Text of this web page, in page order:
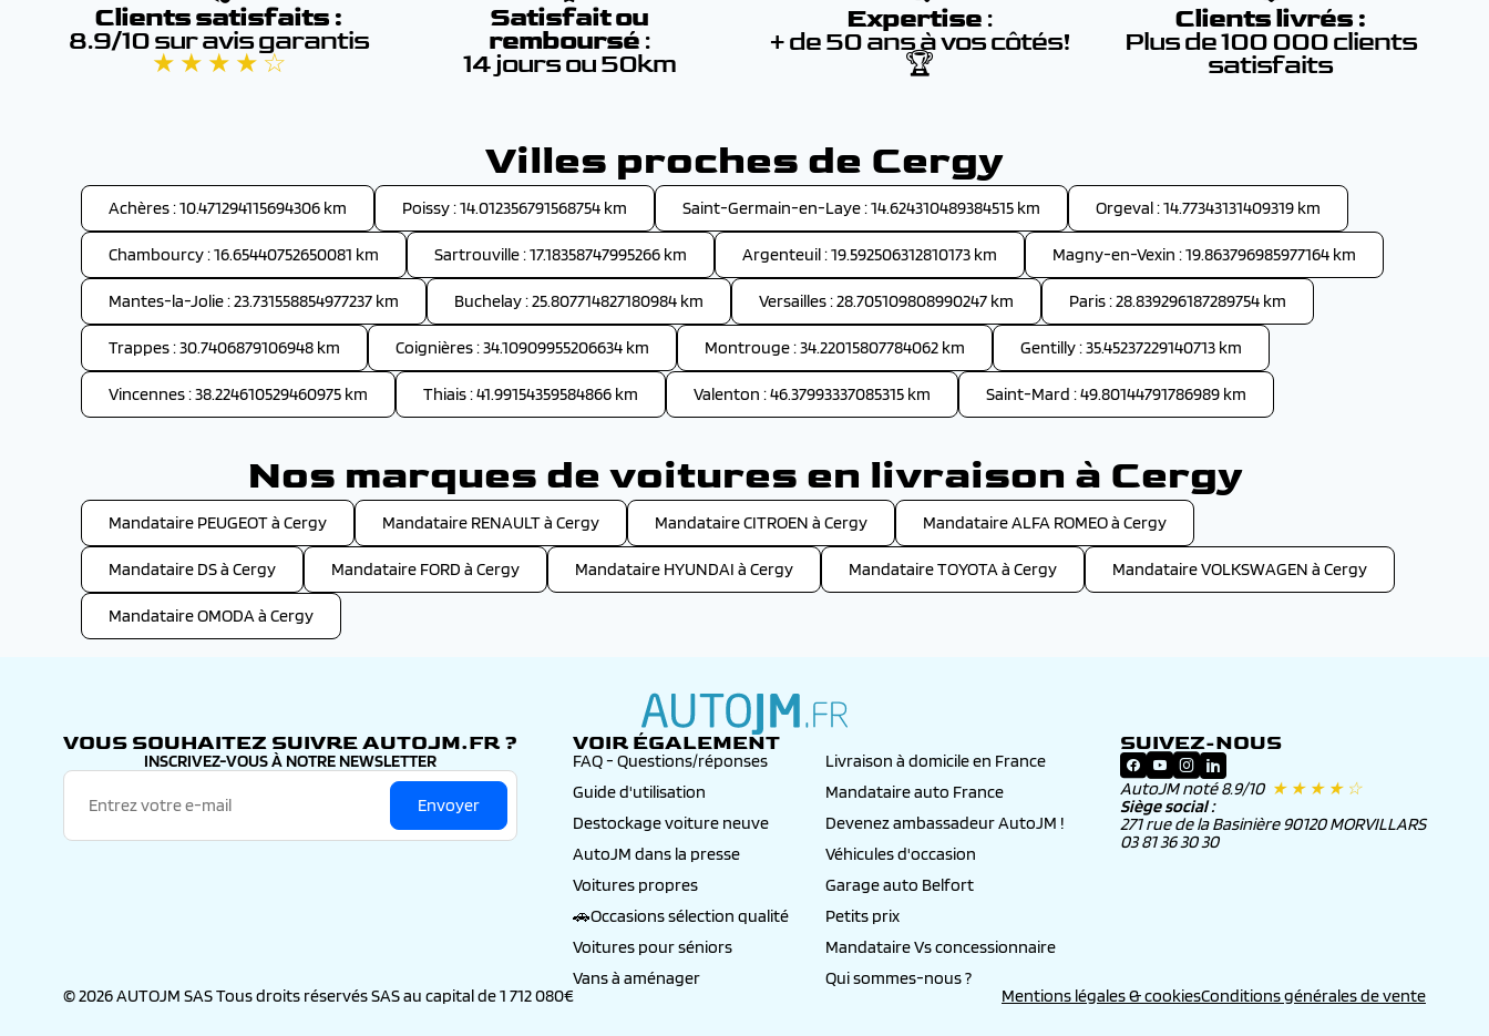
Clients satisfaits :
8.9/10 sur avis garantis
★ ★ ★ ★ ☆
Satisfait ou
remboursé :
14 jours ou 50km
Expertise :
+ de 50 ans à vos côtés!
🏆
Clients livrés :
Plus de 100 000 clients
satisfaits
Villes proches de Cergy
Achères : 10.471294115694306 km Poissy : 14.012356791568754 km Saint-Germain-en-Laye : 14.624310489384515 km Orgeval : 14.77343131409319 km
Chambourcy : 16.65440752650081 km Sartrouville : 17.18358747995266 km Argenteuil : 19.592506312810173 km Magny-en-Vexin : 19.863796985977164 km
Mantes-la-Jolie : 23.731558854977237 km Buchelay : 25.807714827180984 km Versailles : 28.705109808990247 km Paris : 28.839296187289754 km
Trappes : 30.7406879106948 km Coignières : 34.10909955206634 km Montrouge : 34.22015807784062 km Gentilly : 35.45237229140713 km
Vincennes : 38.224610529460975 km Thiais : 41.99154359584866 km Valenton : 46.37993337085315 km Saint-Mard : 49.80144791786989 km
Nos marques de voitures en livraison à Cergy
Mandataire PEUGEOT à Cergy Mandataire RENAULT à Cergy Mandataire CITROEN à Cergy Mandataire ALFA ROMEO à Cergy
Mandataire DS à Cergy Mandataire FORD à Cergy Mandataire HYUNDAI à Cergy Mandataire TOYOTA à Cergy Mandataire VOLKSWAGEN à Cergy
Mandataire OMODA à Cergy
autojm.fr
VOUS SOUHAITEZ SUIVRE AUTOJM.FR ?
INSCRIVEZ-VOUS À NOTRE NEWSLETTER
Envoyer
VOIR ÉGALEMENT
FAQ - Questions/réponses
Livraison à domicile en France
Guide d'utilisation
Mandataire auto France
Destockage voiture neuve
Devenez ambassadeur AutoJM !
AutoJM dans la presse
Véhicules d'occasion
Voitures propres
Garage auto Belfort
🚗Occasions sélection qualité
Petits prix
Voitures pour séniors
Mandataire Vs concessionnaire
Vans à aménager
Qui sommes-nous ?
SUIVEZ-NOUS
AutoJM noté 8.9/10 ★ ★ ★ ★ ☆
Siège social :
271 rue de la Basinière 90120 MORVILLARS
03 81 36 30 30
© 2026 AUTOJM SAS Tous droits réservés SAS au capital de 1 712 080€ Mentions légales & cookiesConditions générales de vente